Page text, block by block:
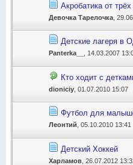
Акробатика от
Девочка Тарелочка ,
Детские лагеря в
Panterka__ , 14.03.2007
Кто ходит с
dioniciy , 01.07.2010 15:07
Футбол для
Леонтий , 05.10.2010 13:41
Детский Хоккей
Харламов , 26.07.2012